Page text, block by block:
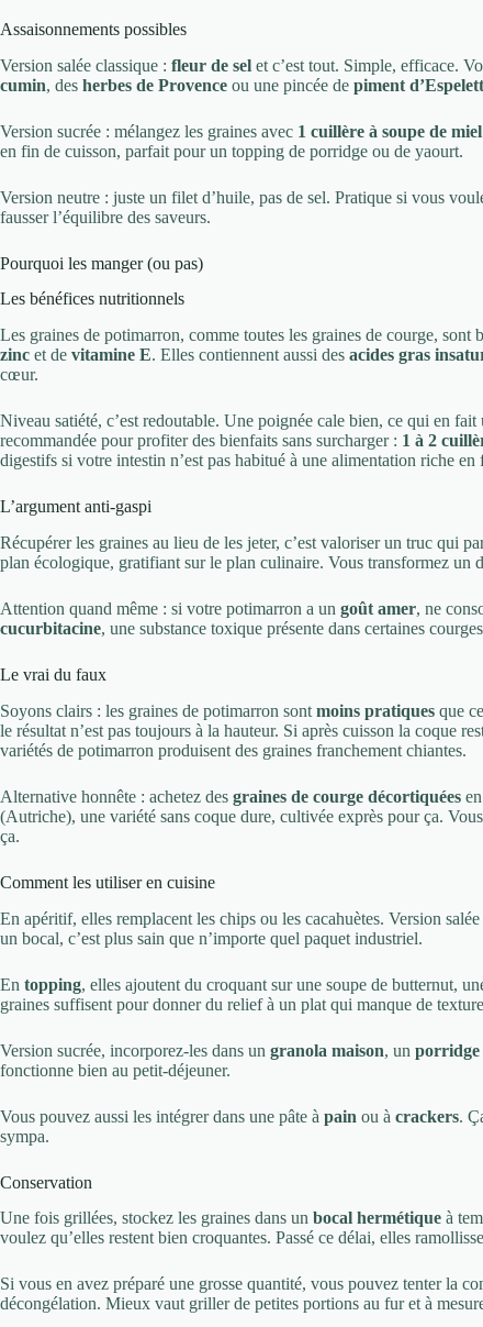
Assaisonnements possibles
Version salée classique : fleur de sel et c’est tout. Simple, efficace.
cumin, des herbes de Provence ou une pincée de piment
Version sucrée : mélangez les graines avec 1 cuillère à soupe de miel
en fin de cuisson, parfait pour un topping de porridge ou de yaourt.
Version neutre : juste un filet d’huile, pas de sel. Pratique si vous
fausser l’équilibre des saveurs.
Pourquoi les manger (ou pas)
Les bénéfices nutritionnels
Les graines de potimarron, comme toutes les graines de courge, sont
zinc et de vitamine E. Elles contiennent aussi des acides gras
cœur.
Niveau satiété, c’est redoutable. Une poignée cale bien, ce qui en
recommandée pour profiter des bienfaits sans surcharger : 1 à 2
digestifs si votre intestin n’est pas habitué à une alimentation riche en
L’argument anti-gaspi
Récupérer les graines au lieu de les jeter, c’est valoriser un truc qui
plan écologique, gratifiant sur le plan culinaire. Vous transformez un
Attention quand même : si votre potimarron a un goût amer, ne
cucurbitacine, une substance toxique présente dans certaines
Le vrai du faux
Soyons clairs : les graines de potimarron sont moins pratiques que
le résultat n’est pas toujours à la hauteur. Si après cuisson la coque
variétés de potimarron produisent des graines franchement chiantes.
Alternative honnête : achetez des graines de courge décortiquées
(Autriche), une variété sans coque dure, cultivée exprès pour ça.
ça.
Comment les utiliser en cuisine
En apéritif, elles remplacent les chips ou les cacahuètes. Version
un bocal, c’est plus sain que n’importe quel paquet industriel.
En topping, elles ajoutent du croquant sur une soupe de butternut,
graines suffisent pour donner du relief à un plat qui manque de
Version sucrée, incorporez-les dans un granola maison, un porridge
fonctionne bien au petit-déjeuner.
Vous pouvez aussi les intégrer dans une pâte à pain ou à crackers.
sympa.
Conservation
Une fois grillées, stockez les graines dans un bocal hermétique à
voulez qu’elles restent bien croquantes. Passé ce délai, elles
Si vous en avez préparé une grosse quantité, vous pouvez tenter la
décongélation. Mieux vaut griller de petites portions au fur et à